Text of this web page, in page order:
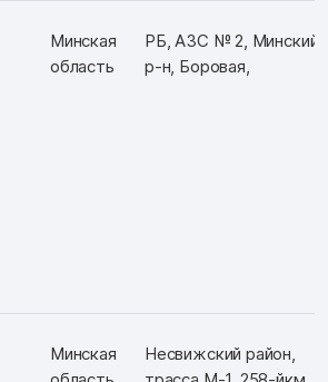
Минская
область
РБ, АЗС № 2, Минский
р-н, Боровая,
Минская
Несвижский район,